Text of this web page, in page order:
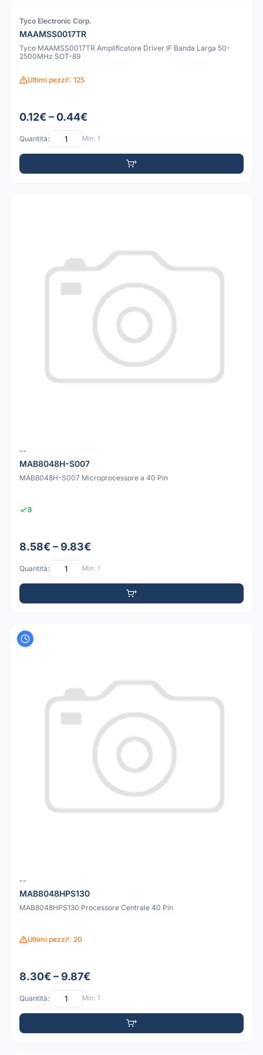
Tyco Electronic Corp.
MAAMSS0017TR
Tyco MAAMSS0017TR Amplificatore Driver IF Banda Larga 50-
2500MHz SOT-89
Ultimi pezzi!: 125
0.12€ – 0.44€
Quantità: Min: 1
--
MAB8048H-S007
MAB8048H-S007 Microprocessore a 40 Pin
8
8.58€ – 9.83€
Quantità: Min: 1
--
MAB8048HPS130
MAB8048HPS130 Processore Centrale 40 Pin
Ultimi pezzi!: 20
8.30€ – 9.87€
Quantità: Min: 1